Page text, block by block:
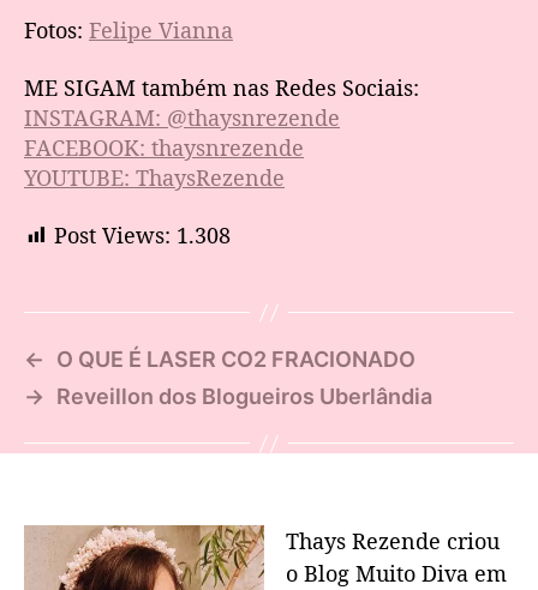
Fotos: Felipe Vianna
ME SIGAM também nas Redes Sociais:
INSTAGRAM: @thaysnrezende
FACEBOOK: thaysnrezende
YOUTUBE: ThaysRezende
Post Views: 1.308
←
O QUE É LASER CO2 FRACIONADO
→
Reveillon dos Blogueiros Uberlândia
Thays Rezende criou
o Blog Muito Diva em